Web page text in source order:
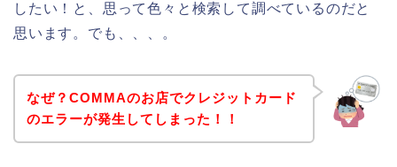
したい！と、思って色々と検索して調べているのだと
思います。でも、、、。
なぜ？COMMAのお店でクレジットカード
のエラーが発生してしまった！！